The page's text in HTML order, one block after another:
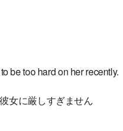
be too hard on her recently.
女に厳しすぎません